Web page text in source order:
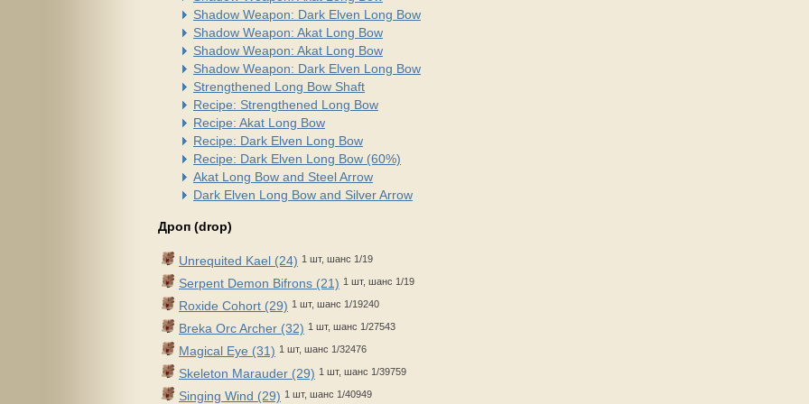
Shadow Weapon: Dark Elven Long Bow
Shadow Weapon: Akat Long Bow
Shadow Weapon: Akat Long Bow
Shadow Weapon: Dark Elven Long Bow
Strengthened Long Bow Shaft
Recipe: Strengthened Long Bow
Recipe: Akat Long Bow
Recipe: Dark Elven Long Bow
Recipe: Dark Elven Long Bow (60%)
Akat Long Bow and Steel Arrow
Dark Elven Long Bow and Silver Arrow
Дроп (drop)
Unrequited Kael (24) 1 шт, шанс 1/19
Serpent Demon Bifrons (21) 1 шт, шанс 1/19
Roxide Cohort (29) 1 шт, шанс 1/19240
Breka Orc Archer (32) 1 шт, шанс 1/27543
Magical Eye (31) 1 шт, шанс 1/32476
Skeleton Marauder (29) 1 шт, шанс 1/39759
Singing Wind (29) 1 шт, шанс 1/40949